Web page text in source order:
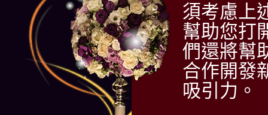
須考慮上
幫助您打
們還將幫
合作開發
吸引力。